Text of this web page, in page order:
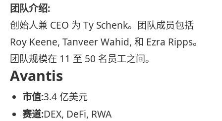
团队介绍:
创始人兼 CEO 为 Ty Schenk。团队成员包括
Roy Keene, Tanveer Wahid, 和 Ezra Ripps。
团队规模在 11 至 50 名员工之间。
Avantis
市值:3.4 亿美元
赛道:DEX, DeFi, RWA